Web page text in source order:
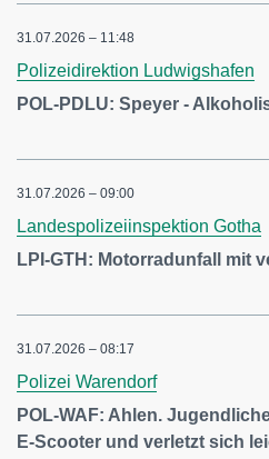
31.07.2026 – 11:48
Polizeidirektion Ludwigshafen
POL-PDLU: Speyer -
31.07.2026 – 09:00
Landespolizeiinspektion Gotha
LPI-GTH: Motorradunfall mit
31.07.2026 – 08:17
Polizei Warendorf
POL-WAF: Ahlen.
E-Scooter und verletzt sich